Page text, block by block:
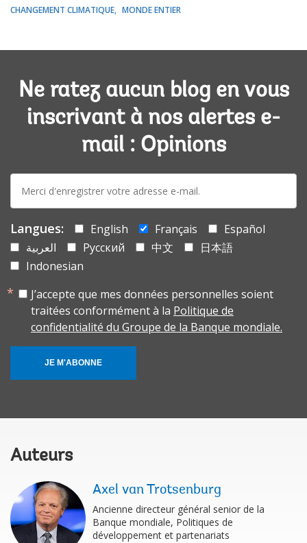
CHANGEMENT CLIMATIQUE MONDE ENTIER
Ne ratez aucun blog en vous
inscrivant à nos alertes e-
mail : Opinions
mail:
Langues: English Français
Español
العربية
Русский 中文
日本語
Indonesian
J’accepte que mes données personnelles soient
traitées conformément à la Politique de
confidentialité du Groupe de la Banque mondiale.
JE M'ABONNE
Auteurs
Axel van Trotsenburg
Ancienne directeur général senior de la
Banque mondiale, Politiques de
développement et partenariats